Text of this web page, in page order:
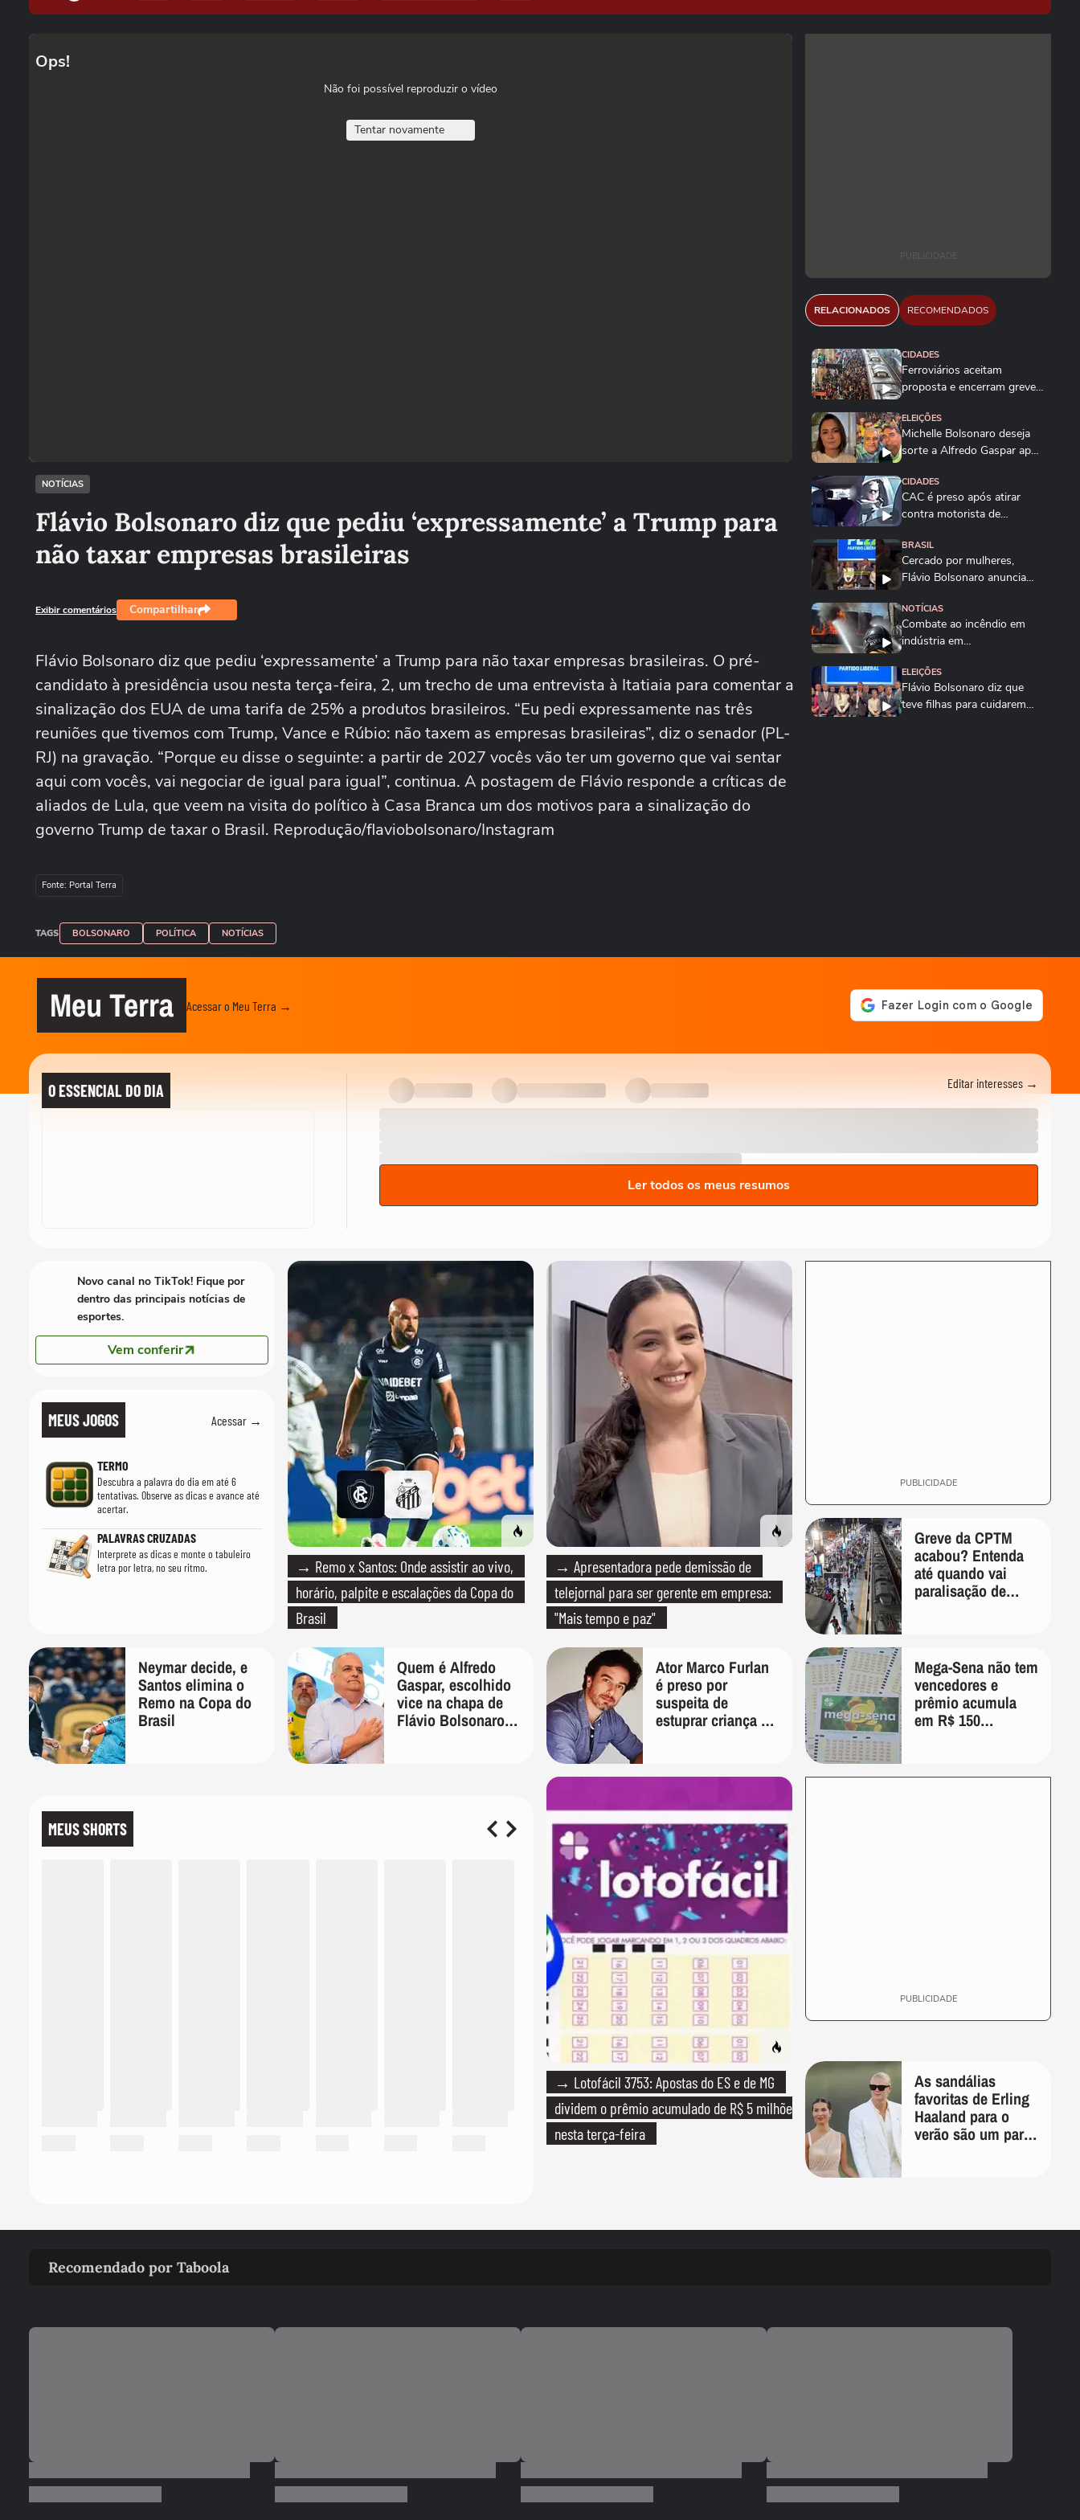
Ops!
Não foi possível reproduzir o vídeo
Tentar novamente
NOTÍCIAS
Flávio Bolsonaro diz que pediu ‘expressamente’ a Trump para
não taxar empresas brasileiras
Exibir comentários Compartilhar
Flávio Bolsonaro diz que pediu ‘expressamente’ a Trump para não taxar empresas brasileiras. O pré-
candidato à presidência usou nesta terça-feira, 2, um trecho de uma entrevista à Itatiaia para comentar a
sinalização dos EUA de uma tarifa de 25% a produtos brasileiros. “Eu pedi expressamente nas três
reuniões que tivemos com Trump, Vance e Rúbio: não taxem as empresas brasileiras”, diz o senador (PL-
RJ) na gravação. “Porque eu disse o seguinte: a partir de 2027 vocês vão ter um governo que vai sentar
aqui com vocês, vai negociar de igual para igual”, continua. A postagem de Flávio responde a críticas de
aliados de Lula, que veem na visita do político à Casa Branca um dos motivos para a sinalização do
governo Trump de taxar o Brasil. Reprodução/flaviobolsonaro/Instagram
Fonte: Portal Terra
TAGS BOLSONARO POLÍTICA NOTÍCIAS
PUBLICIDADE
RELACIONADOS RECOMENDADOS
CIDADES
Ferroviários aceitam
proposta e encerram greve
ELEIÇÕES
Michelle Bolsonaro deseja
sorte a Alfredo Gaspar após
CIDADES
CAC é preso após atirar
contra motorista de
BRASIL
Cercado por mulheres,
Flávio Bolsonaro anuncia
NOTÍCIAS
Combate ao incêndio em
indústria em
dia
ELEIÇÕES
Flávio Bolsonaro diz que
teve filhas para cuidarem
paralisa o Porto de Santos
01:05
POLÍTICA
Pesquisa Genial/Quaest:
Lula tem 39% das intenções
BRASIL
labaredas gigantescas de
segue consumindo...
Greve na CPTM: ferroviários
Meu Terra Acessar o Meu Terra →
O ESSENCIAL DO DIA Editar interesses →
Ler todos os meus resumos
MEUS JOGOS Acessar →
TERMO
Descubra a palavra do dia em até 6
tentativas. Observe as dicas e avance até
acertar.
PALAVRAS CRUZADAS
Interprete as dicas e monte o tabuleiro
letra por letra, no seu ritmo.
→ Remo x Santos: Onde assistir ao vivo,
horário, palpite e escalações da Copa do
Brasil
→ Apresentadora pede demissão de
telejornal para ser gerente em empresa:
"Mais tempo e paz"
PUBLICIDADE
→ Lotofácil 3753: Apostas do ES e de MG
dividem o prêmio acumulado de R$ 5 milhões
nesta terça-feira
Greve da CPTM
acabou? Entenda
até quando vai
paralisação de
Neymar decide, e
Santos elimina o
Remo na Copa do
Brasil
Quem é Alfredo
Gaspar, escolhido
vice na chapa de
Flávio Bolsonaro
Ator Marco Furlan
é preso por
suspeita de
estuprar criança de
Mega-Sena não tem
vencedores e
prêmio acumula
em R$ 150
MEUS SHORTS
PUBLICIDADE
Novo canal no TikTok! Fique por
dentro das principais notícias de
esportes.
Vem conferir
As sandálias
favoritas de Erling
Haaland para o
verão são um par
Recomendado por Taboola